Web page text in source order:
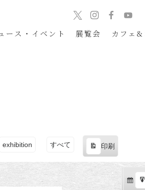
ース・イベント 展覧会 カフェ
exhibition すべて 印刷
示
購
エ